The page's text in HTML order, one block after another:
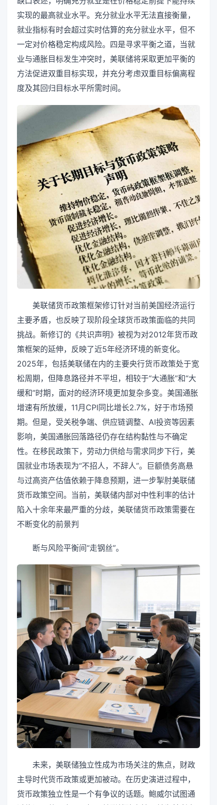
实现的最高就业水平。充分就业水平无法直接衡量，
就业指标有时会超过实时估算的充分就业水平，但不
一定对价格稳定构成风险。四是寻求平衡之道，当就
业与通胀目标发生冲突时，美联储将采取更加平衡的
方法促进双重目标实现，并充分考虑双重目标偏离程
度及其回归目标水平所需时间。
美联储货币政策框架修订针对当前美国经济运行
主要矛盾，也反映了现阶段全球货币政策面临的共同
挑战。新修订的《共识声明》被视为对2012年货币政
策框架的延伸，反映了近5年经济环境的新变化。
2025年，包括美联储在内的主要央行货币政策处于宽
松周期，但降息路径并不平坦，相较于“大通胀”和“大
缓和”时期，面对的经济环境更加复杂多变。美国通胀
增速有所放缓，11月CPI同比增长2.7%，好于市场预
期。但是，受关税争端、供应链调整、AI投资等因素
影响，美国通胀回落路径仍存在结构黏性与不确定
性。在移民政策下，劳动力供给与需求同步下行，美
国就业市场表现为“不招人，不辞人”。巨额债务高悬
与过高资产估值依赖于降息预期，进一步掣肘美联储
货币政策空间。当前，美联储内部对中性利率的估计
陷入十余年来最严重的分歧，美联储货币政策需要在
不断变化的前景判
断与风险平衡间“走钢丝”。
未来，美联储独立性成为市场关注的焦点，财政
主导时代货币政策或更加被动。在历史演进过程中，
货币政策独立性是一个有争议的话题。鲍威尔试图通